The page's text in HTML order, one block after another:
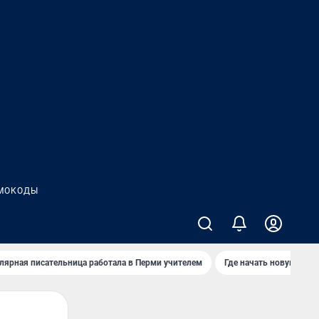
писательница работала в Перми учителем Где начать новую